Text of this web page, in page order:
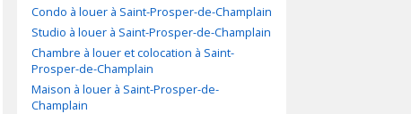
Condo à louer à Saint-Prosper-de-Champlain
Studio à louer à Saint-Prosper-de-Champlain
Chambre à louer et colocation à Saint-
Prosper-de-Champlain
Maison à louer à Saint-Prosper-de-
Champlain